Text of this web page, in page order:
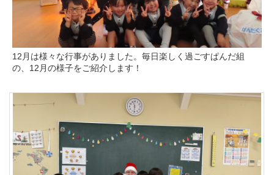
12月は様々な行事がありました。毎日楽しく過ごすぱんだ組
の、12月の様子をご紹介します！